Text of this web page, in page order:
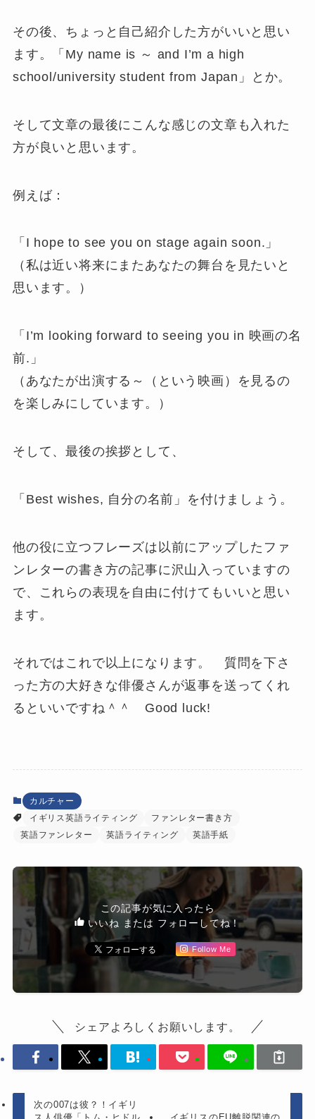
その後、ちょっと自己紹介した方がいいと思い
ます。「My name is ～ and I’m a high
school/university student from Japan」とか。
そして文章の最後にこんな感じの文章も入れた
方が良いと思います。
例えば：
「I hope to see you on stage again soon.」
（私は近い将来にまたあなたの舞台を見たいと
思います。）
「I’m looking forward to seeing you in 映画の名
前.」
（あなたが出演する～（という映画）を見るの
を楽しみにしています。）
そして、最後の挨拶として、
「Best wishes, 自分の名前」を付けましょう。
他の役に立つフレーズは以前にアップしたファ
ンレターの書き方の記事に沢山入っていますの
で、これらの表現を自由に付けてもいいと思い
ます。
それではこれで以上になります。 質問を下さ
った方の大好きな俳優さんが返事を送ってくれ
るといいですね＾＾ Good luck!
カルチャー
イギリス英語ライティング
ファンレター書き方
英語ファンレター
英語ライティング 英語手紙
この記事が気に入ったら
いいね または フォローしてね！
Follow Me
シェアよろしくお願いします。
次の007は彼？！イギリ